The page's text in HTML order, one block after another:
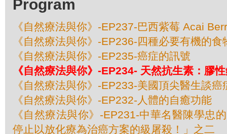
Program
《自然療法與你》-EP237-巴西紫莓 Acai
《自然療法與你》-EP236-四種必要有機的食
《自然療法與你》-EP235-癌症的訊號
《自然療法與你》-EP234- 天然抗生素：膠
《自然療法與你》-EP233-美國頂尖醫​​生談
《自然療法與你》-EP232-人體的自癒功能
《自然療法與你》-EP231-中華名醫陳學忠
停止以放化療為治癌方案的級屠殺！」之二